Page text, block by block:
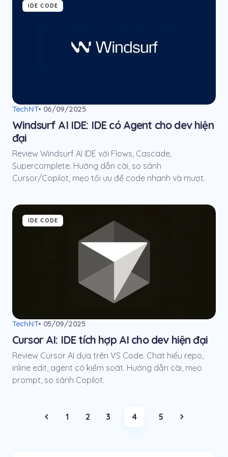
IDE CODE
TechNT• 06/09/2025
Windsurf AI IDE: IDE có Agent cho dev hiện
đại
Review Windsurf AI IDE với Flows, Cascade,
Supercomplete. Hướng dẫn cài, so sánh
Cursor/Copilot, mẹo tối ưu để code nhanh và mượt.
IDE CODE
TechNT• 05/09/2025
Cursor AI: IDE tích hợp AI cho dev hiện đại
Review Cursor AI dựa trên VS Code. Chat hiểu repo,
inline edit, agent có kiểm soát. Hướng dẫn cài, mẹo
prompt, so sánh Copilot.
1 2 3 4 5